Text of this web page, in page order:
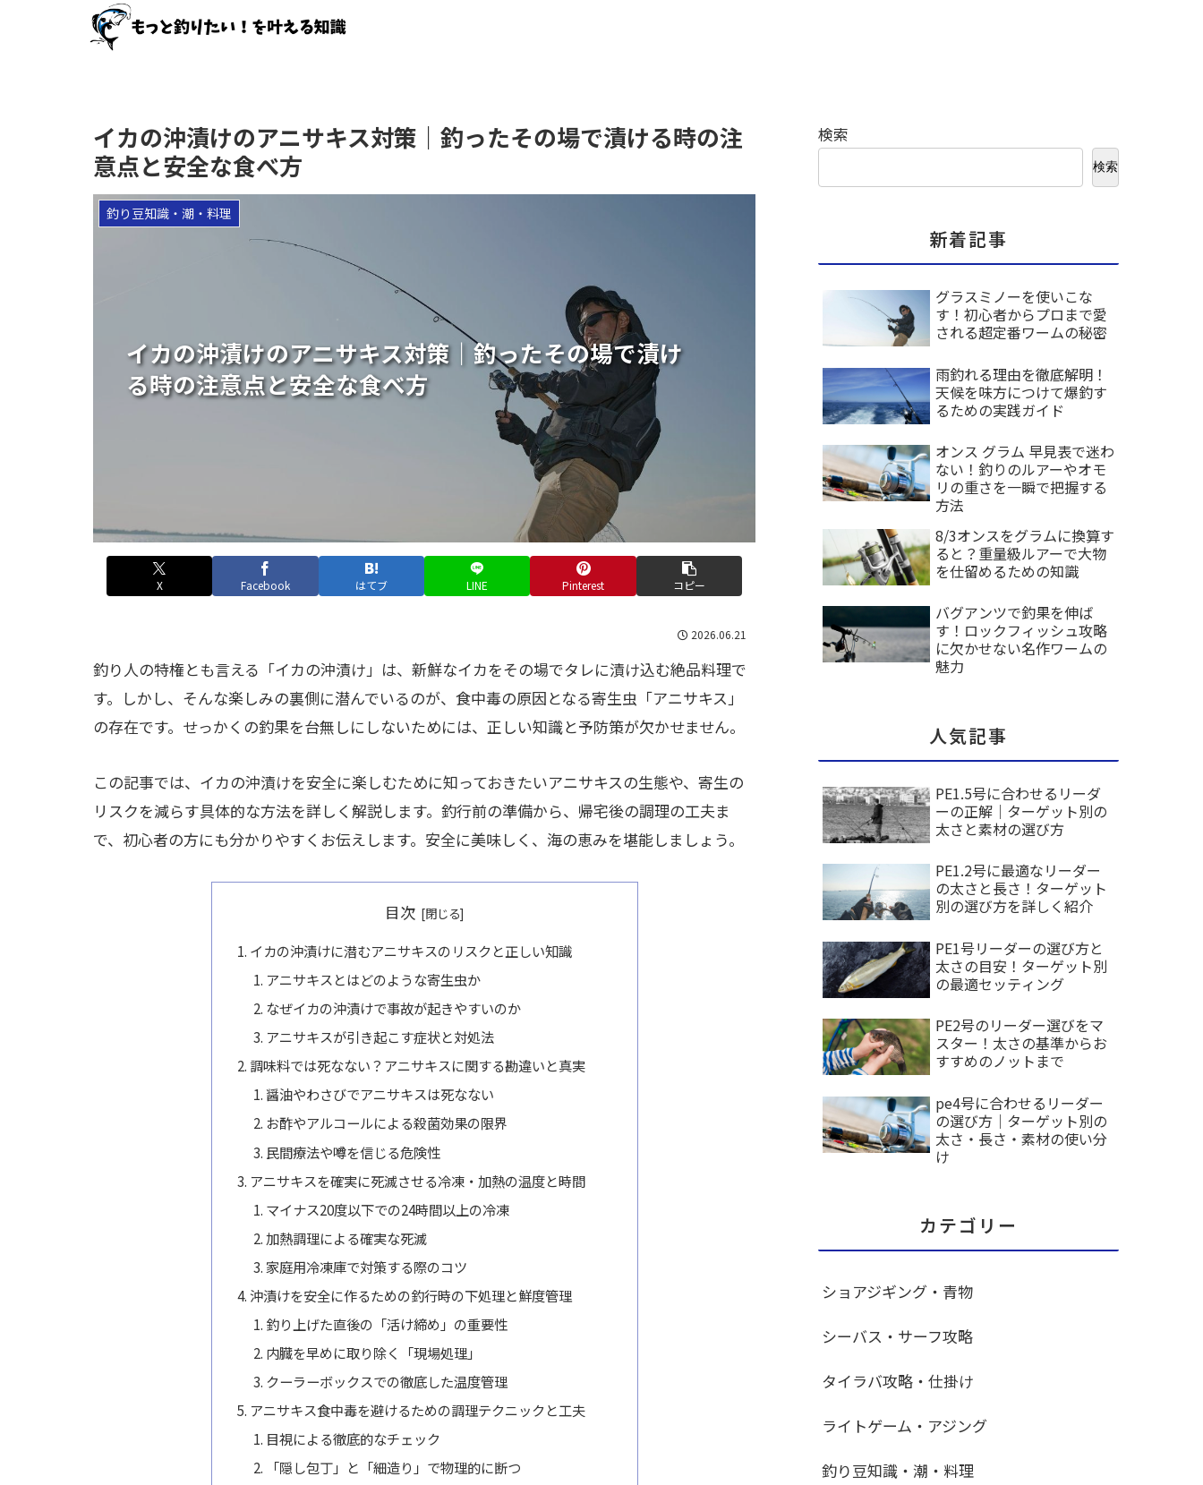
イカの沖漬けのアニサキス対策｜釣ったその場で漬ける時の注
意点と安全な食べ方
イカの沖漬けのアニサキス対策｜釣ったその場で漬け
る時の注意点と安全な食べ方
釣り豆知識・潮・料理
X Facebook はてブ LINE Pinterest コピー
2026.06.21
釣り人の特権とも言える「イカの沖漬け」は、新鮮なイカをその場でタレに漬け込む絶品料理で
す。しかし、そんな楽しみの裏側に潜んでいるのが、食中毒の原因となる寄生虫「アニサキス」
の存在です。せっかくの釣果を台無しにしないためには、正しい知識と予防策が欠かせません。
この記事では、イカの沖漬けを安全に楽しむために知っておきたいアニサキスの生態や、寄生の
リスクを減らす具体的な方法を詳しく解説します。釣行前の準備から、帰宅後の調理の工夫ま
で、初心者の方にも分かりやすくお伝えします。安全に美味しく、海の恵みを堪能しましょう。
目次
イカの沖漬けに潜むアニサキスのリスクと正しい知識
アニサキスとはどのような寄生虫か
なぜイカの沖漬けで事故が起きやすいのか
アニサキスが引き起こす症状と対処法
調味料では死なない？アニサキスに関する勘違いと真実
醤油やわさびでアニサキスは死なない
お酢やアルコールによる殺菌効果の限界
民間療法や噂を信じる危険性
アニサキスを確実に死滅させる冷凍・加熱の温度と時間
マイナス20度以下での24時間以上の冷凍
加熱調理による確実な死滅
家庭用冷凍庫で対策する際のコツ
沖漬けを安全に作るための釣行時の下処理と鮮度管理
釣り上げた直後の「活け締め」の重要性
内臓を早めに取り除く「現場処理」
クーラーボックスでの徹底した温度管理
アニサキス食中毒を避けるための調理テクニックと工夫
目視による徹底的なチェック
「隠し包丁」と「細造り」で物理的に断つ
検索
検索
新着記事
グラスミノーを使いこな
す！初心者からプロまで愛
される超定番ワームの秘密
雨釣れる理由を徹底解明！
天候を味方につけて爆釣す
るための実践ガイド
オンス グラム 早見表で迷わ
ない！釣りのルアーやオモ
リの重さを一瞬で把握する
方法
8/3オンスをグラムに換算す
ると？重量級ルアーで大物
を仕留めるための知識
バグアンツで釣果を伸ば
す！ロックフィッシュ攻略
に欠かせない名作ワームの
魅力
人気記事
PE1.5号に合わせるリーダ
ーの正解｜ターゲット別の
太さと素材の選び方
PE1.2号に最適なリーダー
の太さと長さ！ターゲット
別の選び方を詳しく紹介
PE1号リーダーの選び方と
太さの目安！ターゲット別
の最適セッティング
PE2号のリーダー選びをマ
スター！太さの基準からお
すすめのノットまで
pe4号に合わせるリーダー
の選び方｜ターゲット別の
太さ・長さ・素材の使い分
け
カテゴリー
ショアジギング・青物
シーバス・サーフ攻略
タイラバ攻略・仕掛け
ライトゲーム・アジング
釣り豆知識・潮・料理